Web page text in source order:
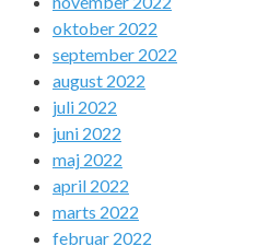
oktober 2022
september 2022
august 2022
juli 2022
juni 2022
maj 2022
april 2022
marts 2022
februar 2022